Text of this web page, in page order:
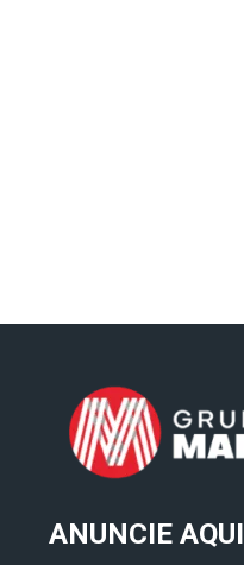
ANUNCIE AQUI